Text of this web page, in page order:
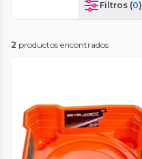
Filtros (0)
2 productos encontrados